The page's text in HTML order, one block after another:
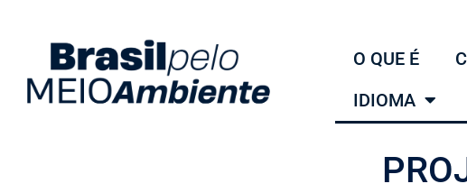
O QUE É
IDIOMA